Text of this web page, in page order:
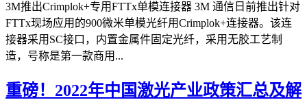
3M推出Crimplok+专用FTTx单模连接器 3M 通信日前推出针对
FTTx现场应用的900微米单模光纤用Crimplok+连接器。该连
接器采用SC接口，内置金属件固定光纤，采用无胶工艺制
造，号称是第一款商用...
重磅！2022年中国激光产业政策汇总及解